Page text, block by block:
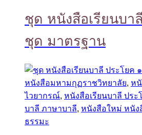
ชุด หนังสือเรียนบา
ชุด มาตรฐาน
หนังสือมหามกุฏราชวิทยาลัย, หนั
ไวยากรณ์, หนังสือเรียนบาลี ประ
บาลี ภาษาบาลี, หนังสือใหม่ หนั
ธรรมะ